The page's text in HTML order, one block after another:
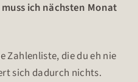
ich nächsten Monat
Zahlenliste, die du eh nie
sich dadurch nichts.